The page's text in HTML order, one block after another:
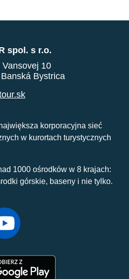
spol. s r.o.
Vansovej 10
Bystrica
korporacyjna sieć
w kurortach turystycznych
1000 ośrodków w 8 krajach:
górskie, baseny i nie tylko.